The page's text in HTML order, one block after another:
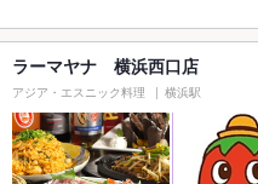
ラーマヤナ 横浜西口店
アジア・エスニック料理 横浜駅